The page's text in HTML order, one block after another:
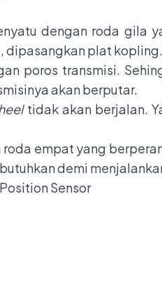
dengan roda gila
dipasangkan plat kopling.
poros transmisi.
akan berputar.
tidak akan berjalan.
empat yang
demi
Sensor